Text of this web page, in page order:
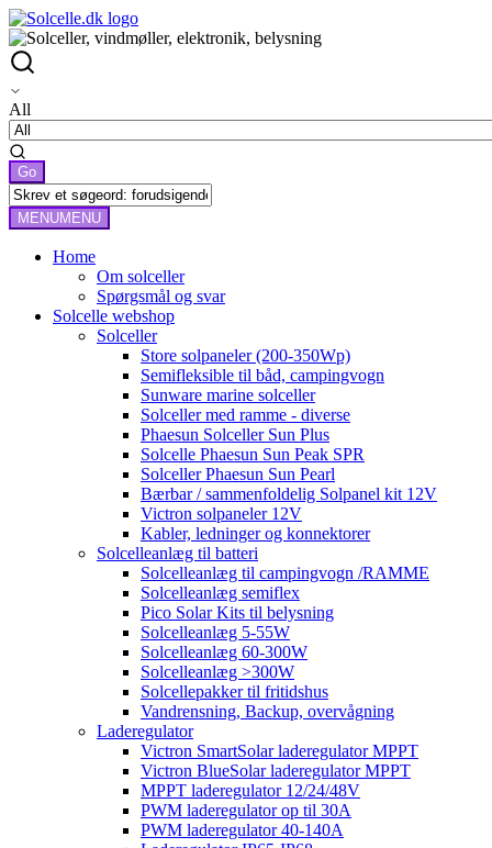
All
MENUMENU
Home
Om solceller
Spørgsmål og svar
Solcelle webshop
Solceller
Store solpaneler (200-350Wp)
Semifleksible til båd, campingvogn
Sunware marine solceller
Solceller med ramme - diverse
Phaesun Solceller Sun Plus
Solcelle Phaesun Sun Peak SPR
Solceller Phaesun Sun Pearl
Bærbar / sammenfoldelig Solpanel kit 12V
Victron solpaneler 12V
Kabler, ledninger og konnektorer
Solcelleanlæg til batteri
Solcelleanlæg til campingvogn /RAMME
Solcelleanlæg semiflex
Pico Solar Kits til belysning
Solcelleanlæg 5-55W
Solcelleanlæg 60-300W
Solcelleanlæg >300W
Solcellepakker til fritidshus
Vandrensning, Backup, overvågning
Laderegulator
Victron SmartSolar laderegulator MPPT
Victron BlueSolar laderegulator MPPT
MPPT laderegulator 12/24/48V
PWM laderegulator op til 30A
PWM laderegulator 40-140A